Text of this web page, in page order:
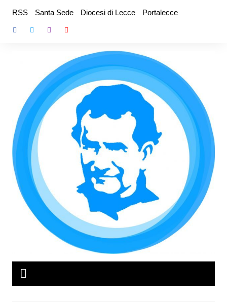
contenuto
RSS Santa Sede Diocesi di Lecce Portalecce